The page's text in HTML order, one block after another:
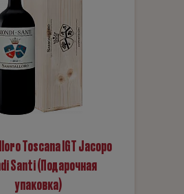
Toscana IGT Jacopo
Santi (Подарочная
упаковка)